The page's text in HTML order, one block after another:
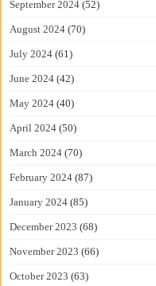
September 2024 (52)
August 2024 (70)
July 2024 (61)
June 2024 (42)
May 2024 (40)
April 2024 (50)
March 2024 (70)
February 2024 (87)
January 2024 (85)
December 2023 (68)
November 2023 (66)
October 2023 (63)